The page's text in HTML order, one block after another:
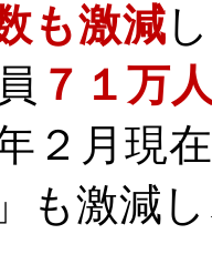
も激減
７１万
２月現
も激減